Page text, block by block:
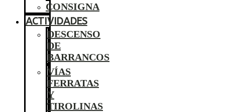
CONSIGNA
ACTIVIDADES
DESCENSO
DE
BARRANCOS
VÍAS
FERRATAS
Y
TIROLINAS